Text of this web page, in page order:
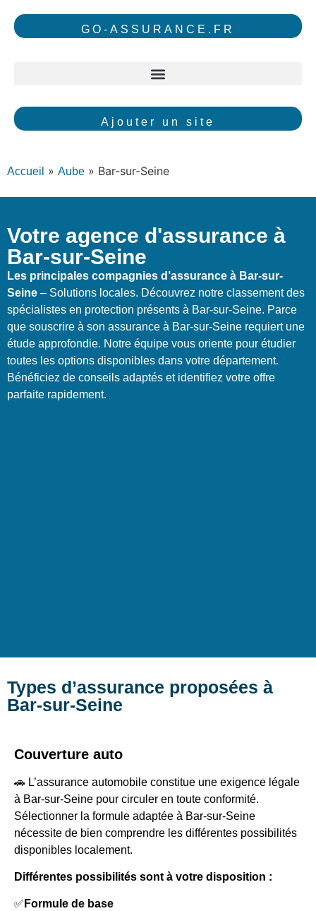
GO-ASSURANCE.FR
Ajouter un site
Accueil » Aube » Bar-sur-Seine
Votre agence d'assurance à
Bar-sur-Seine
Les principales compagnies d’assurance à Bar-sur-
Seine – Solutions locales. Découvrez notre classement des
spécialistes en protection présents à Bar-sur-Seine. Parce
que souscrire à son assurance à Bar-sur-Seine requiert une
étude approfondie. Notre équipe vous oriente pour étudier
toutes les options disponibles dans votre département.
Bénéficiez de conseils adaptés et identifiez votre offre
parfaite rapidement.
Types d’assurance proposées à
Bar-sur-Seine
Couverture auto
🚗 L’assurance automobile constitue une exigence légale
à Bar-sur-Seine pour circuler en toute conformité.
Sélectionner la formule adaptée à Bar-sur-Seine
nécessite de bien comprendre les différentes possibilités
disponibles localement.
Différentes possibilités sont à votre disposition :
✅ Formule de base